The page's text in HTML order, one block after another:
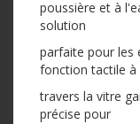
poussière et à
solution
parfaite pour les
fonction tactile à
travers la vitre
précise pour